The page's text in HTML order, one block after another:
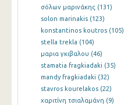
σόλων μαρινάκης (131)
solon marinakis (123)
konstantinos koutros (105)
stella trekla (104)
μαρια γκιβαλου (46)
stamatia fragkiadaki (35)
mandy fragkiadaki (32)
stavros kourelakos (22)
χαριτίνη τσιαλαμάνη (9)